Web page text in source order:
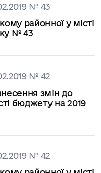
№ 43
районної у місті
№ 43
№ 42
змін до
бюджету на 2019
№ 42